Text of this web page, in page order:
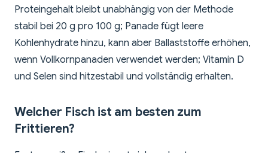
Proteingehalt bleibt unabhängig von der Methode
stabil bei 20 g pro 100 g; Panade fügt leere
Kohlenhydrate hinzu, kann aber Ballaststoffe erhöhen,
wenn Vollkornpanaden verwendet werden; Vitamin D
und Selen sind hitzestabil und vollständig erhalten.
Welcher Fisch ist am besten zum
Frittieren?